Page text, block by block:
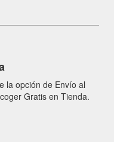
la opción de Envío al
Gratis en Tienda.